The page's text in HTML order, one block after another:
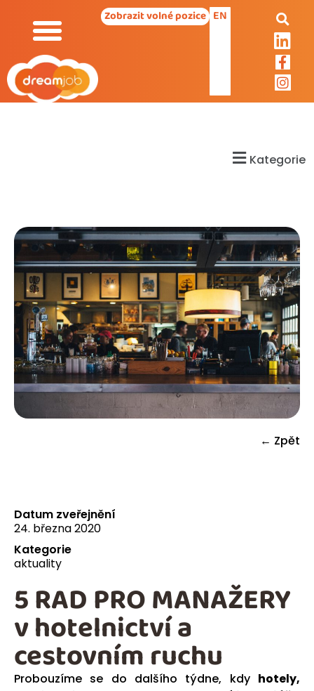
Zobrazit volné pozice EN
Kategorie
← Zpět
Datum zveřejnění
24. března 2020
Kategorie
aktuality
Probouzíme se do dalšího týdne, kdy hotely,
5 RAD PRO MANAŽERY
v hotelnictví a
cestovním ruchu